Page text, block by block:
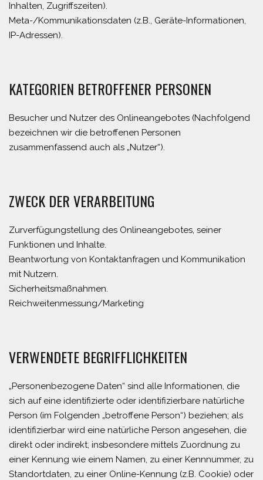
Inhalten, Zugriffszeiten).
Meta-/Kommunikationsdaten (z.B., Geräte-Informationen,
IP-Adressen).
KATEGORIEN BETROFFENER PERSONEN
Besucher und Nutzer des Onlineangebotes (Nachfolgend
bezeichnen wir die betroffenen Personen
zusammenfassend auch als „Nutzer“).
ZWECK DER VERARBEITUNG
Zurverfügungstellung des Onlineangebotes, seiner
Funktionen und Inhalte.
Beantwortung von Kontaktanfragen und Kommunikation
mit Nutzern.
Sicherheitsmaßnahmen.
Reichweitenmessung/Marketing
VERWENDETE BEGRIFFLICHKEITEN
„Personenbezogene Daten“ sind alle Informationen, die
sich auf eine identifizierte oder identifizierbare natürliche
Person (im Folgenden „betroffene Person“) beziehen; als
identifizierbar wird eine natürliche Person angesehen, die
direkt oder indirekt, insbesondere mittels Zuordnung zu
einer Kennung wie einem Namen, zu einer Kennnummer, zu
Standortdaten, zu einer Online-Kennung (z.B. Cookie) oder